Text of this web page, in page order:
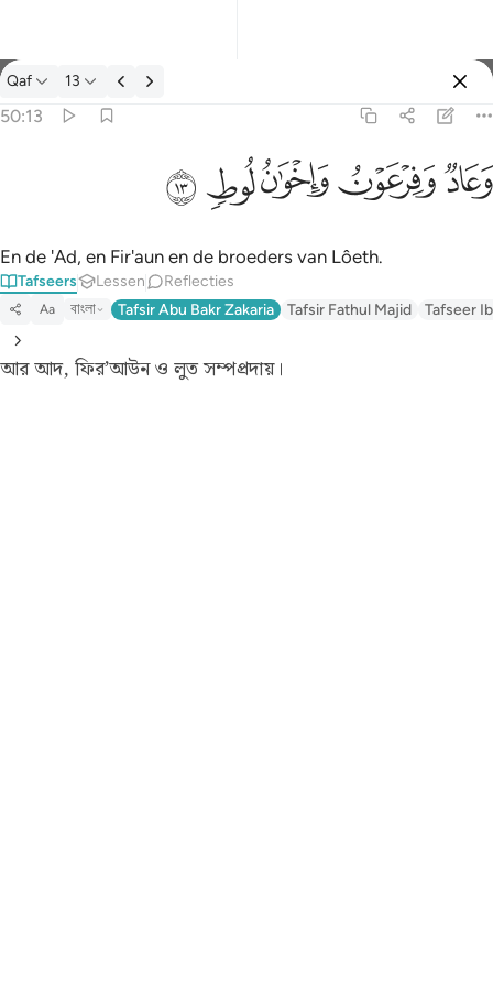
Tafseer: Qaf 50:13
Qaf 13
50:13
وَعَادٌۭ وَفِرْعَوْنُ وَإِخْوَٰنُ لُوطٍۢ ١٣
ﲳﲴﲵﲶﲷ
En de 'Ad, en Fir'aun en de broeders van Lôeth.
Tafseers Lessen Reflecties
Aa বাংলা Tafsir Abu Bakr Zakaria Tafsir Fathul Majid Tafseer
আর আদ, ফির’আউন ও লুত সম্পপ্ৰদায়।